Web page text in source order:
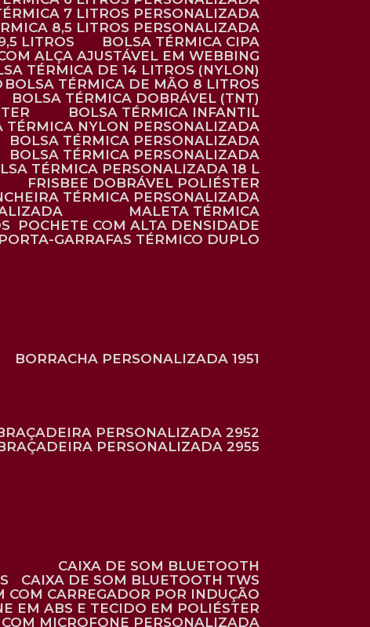
7 LITROS PERSONALIZADA
8,5 LITROS PERSONALIZADA
LITROS
BOLSA TÉRMICA CIPA
ALÇA AJUSTÁVEL EM WEBBING
TÉRMICA DE 14 LITROS (NYLON)
BOLSA TÉRMICA DE MÃO 8 LITROS
BOLSA TÉRMICA DOBRÁVEL (TNT)
BOLSA TÉRMICA INFANTIL
TÉRMICA NYLON PERSONALIZADA
BOLSA TÉRMICA PERSONALIZADA
BOLSA TÉRMICA PERSONALIZADA
TÉRMICA PERSONALIZADA 18 L
FRISBEE DOBRÁVEL POLIÉSTER
TÉRMICA PERSONALIZADA
MALETA TÉRMICA
POCHETE COM ALTA DENSIDADE
PORTA-GARRAFAS TÉRMICO DUPLO
BORRACHA PERSONALIZADA 1951
BRAÇADEIRA PERSONALIZADA 2952
BRAÇADEIRA PERSONALIZADA 2955
CAIXA DE SOM BLUETOOTH
CAIXA DE SOM BLUETOOTH TWS
COM CARREGADOR POR INDUÇÃO
EM ABS E TECIDO EM POLIÉSTER
COM MICROFONE PERSONALIZADA